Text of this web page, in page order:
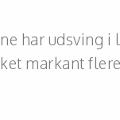
har udsving
markant